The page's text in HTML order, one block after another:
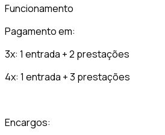
Funcionamento
Pagamento em:
3x: 1 entrada + 2 prestações
4x: 1 entrada + 3 prestações
Encargos: